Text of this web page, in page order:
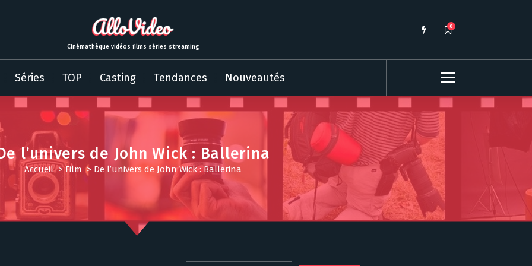
Cinémathèque vidéos films séries streaming
0
Séries TOP Casting Tendances Nouveautés
l’univers de John Wick : Ballerina
Accueil>Film > De l’univers de John Wick : Ballerina